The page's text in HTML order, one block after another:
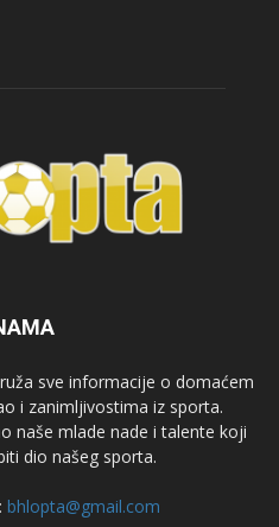
sve informacije o domaćem
i zanimljivostima iz sporta.
naše mlade nade i talente koji
dio našeg sporta.
bhlopta@gmail.com